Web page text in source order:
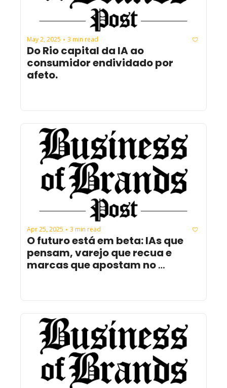
May 2, 2025 • 3 min read
Do Rio capital da IA ao
consumidor endividado por
afeto.
Apr 25, 2025 • 3 min read
O futuro está em beta: IAs que
pensam, varejo que recua e
marcas que apostam no